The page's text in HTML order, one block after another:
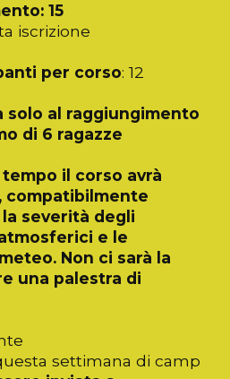
15
iscrizione
per corso: 12
solo al raggiungimento
di 6 ragazze
il corso avrà
compatibilmente
severità degli
e le
Non ci sarà la
una palestra di
settimana di camp